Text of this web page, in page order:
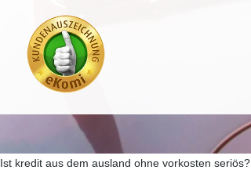
Ist kredit aus dem ausland ohne vorkosten seriös?